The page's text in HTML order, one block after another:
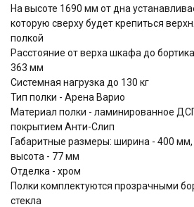
На высоте 1690 мм от дна
которую сверху будет крепиться
полкой
Расстояние от верха шкафа до
363 мм
Системная нагрузка до 130 кг
Тип полки - Арена Варио
Материал полки - ламинированное
покрытием Анти-Слип
Габаритные размеры: ширина - 400 мм,
высота - 77 мм
Отделка - хром
Полки комплектуются прозрачными
стекла